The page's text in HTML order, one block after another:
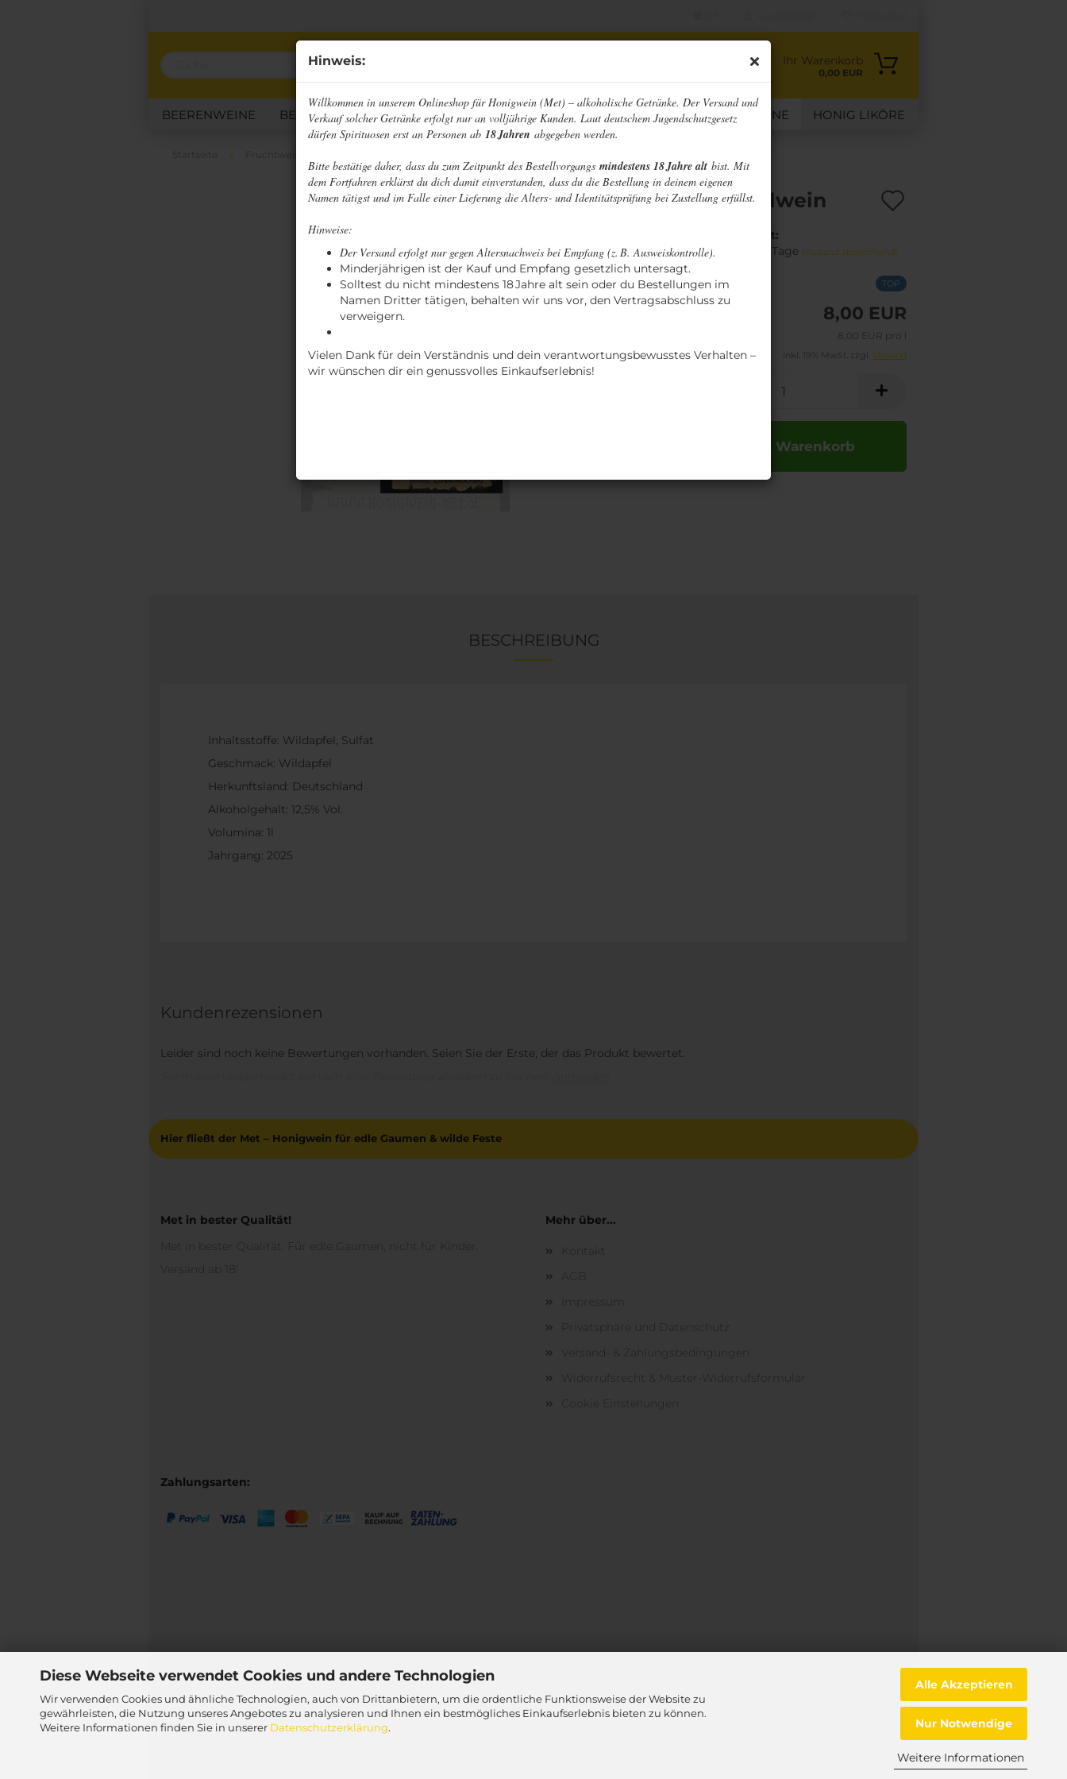
Diese Webseite verwendet Cookies und andere Technologien
Wir verwenden Cookies und ähnliche Technologien, auch von Drittanbietern, um die ordentliche Funktionsweise der Website zu
gewährleisten, die Nutzung unseres Angebotes zu analysieren und Ihnen ein bestmögliches Einkaufserlebnis bieten zu können.
Weitere Informationen finden Sie in unserer Datenschutzerklärung.
Alle Akzeptieren
Nur Notwendige
Weitere Informationen
Hinweis:
Willkommen in unserem Onlineshop für Honigwein (Met) – alkoholische Getränke. Der Versand und
Verkauf solcher Getränke erfolgt nur an volljährige Kunden. Laut deutschem Jugendschutzgesetz
dürfen Spirituosen erst an Personen ab 18 Jahren abgegeben werden.
Bitte bestätige daher, dass du zum Zeitpunkt des Bestellvorgangs mindestens 18 Jahre alt bist. Mit
dem Fortfahren erklärst du dich damit einverstanden, dass du die Bestellung in deinem eigenen
Namen tätigst und im Falle einer Lieferung die Alters‑ und Identitätsprüfung bei Zustellung erfüllst.
Hinweise:
Der Versand erfolgt nur gegen Altersnachweis bei Empfang (z. B. Ausweiskontrolle).
Minderjährigen ist der Kauf und Empfang gesetzlich untersagt.
Solltest du nicht mindestens 18 Jahre alt sein oder du Bestellungen im
Namen Dritter tätigen, behalten wir uns vor, den Vertragsabschluss zu
verweigern.
Vielen Dank für dein Verständnis und dein verantwortungsbewusstes Verhalten –
wir wünschen dir ein genussvolles Einkaufserlebnis!
Lieferland
Passwort vergessen?
Ihr Warenkorb
0,00 EUR
BEERENWEINE BESONDERE HONIGWEINE BIERMISCHGETRÄNKE CIDER FRUCHTWEINE HONIG LIKÖRE
»
Wildapfelwein
Lieferzeit:
ca. 3-4 Tage (Ausland abweichend)
TOP
8,00 EUR
8,00 EUR pro l
inkl. 19% MwSt. zzgl. Versand
In den Warenkorb
BESCHREIBUNG
Inhaltsstoffe: Wildapfel, Sulfat
Geschmack: Wildapfel
Herkunftsland: Deutschland
Alkoholgehalt: 12,5% Vol.
Volumina: 1l
Jahrgang: 2025
Kundenrezensionen
Leider sind noch keine Bewertungen vorhanden. Seien Sie der Erste, der das Produkt bewertet.
Hier fließt der Met – Honigwein für edle Gaumen & wilde Feste
Met in bester Qualität!
Met in bester Qualität. Für edle Gaumen, nicht für Kinder.
Versand ab 18!
Mehr über...
Kontakt
Impressum
Privatsphäre und Datenschutz
Versand- & Zahlungsbedingungen
Widerrufsrecht & Muster-Widerrufsformular
Cookie Einstellungen
Zahlungsarten: